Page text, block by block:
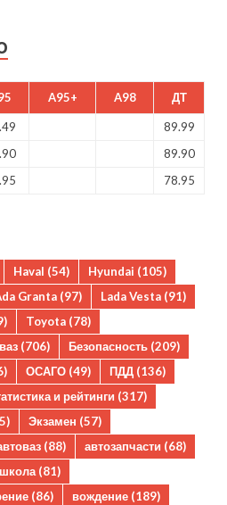
A95+ A98 ДТ
89.99
89.90
78.95
Haval (54) Hyundai (105)
Granta (97) Lada Vesta (91)
Toyota (78)
(706) Безопасность (209)
ОСАГО (49) ПДД (136)
и рейтинги (317)
Экзамен (57)
(88) автозапчасти (68)
(81)
(86) вождение (189)